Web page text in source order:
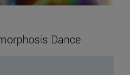
Dance